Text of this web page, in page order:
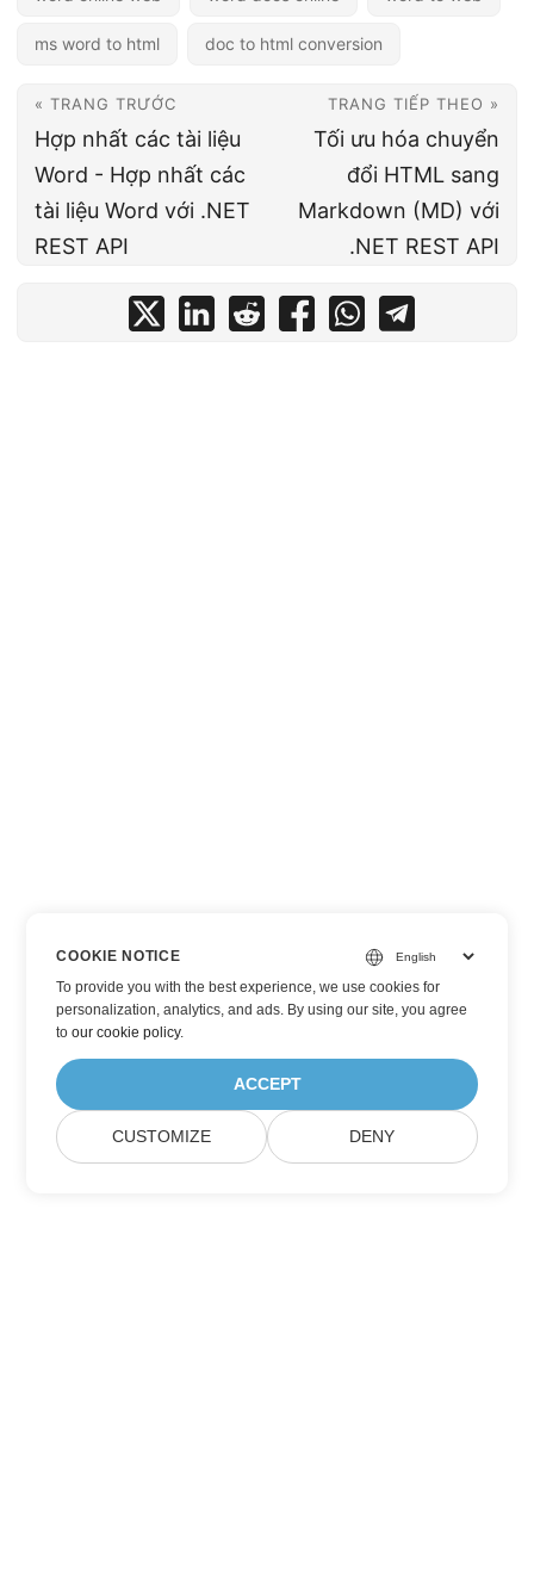
ms word to html doc to html conversion
« TRANG TRƯỚC
Hợp nhất các tài liệu
Word - Hợp nhất các
tài liệu Word với .NET
REST API
TRANG TIẾP THEO »
Tối ưu hóa chuyển
đổi HTML sang
Markdown (MD) với
.NET REST API
COOKIE NOTICE
To provide you with the best experience, we use cookies for
personalization, analytics, and ads. By using our site, you agree
toour cookie policy.
ACCEPT
CUSTOMIZE DENY